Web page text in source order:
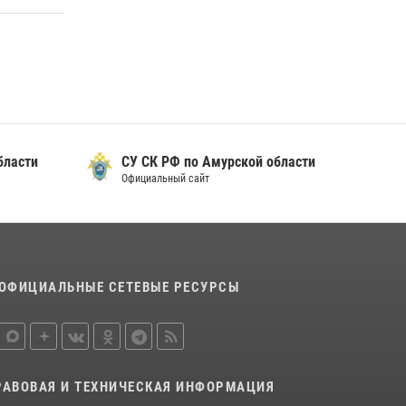
сотрудников вневедомственной охраны
23 июля 2026, 07:49
СУ СК РФ по Амурской области
Официальный сайт
СЕТЕВЫЕ РЕСУРСЫ
И ТЕХНИЧЕСКАЯ ИНФОРМАЦИЯ